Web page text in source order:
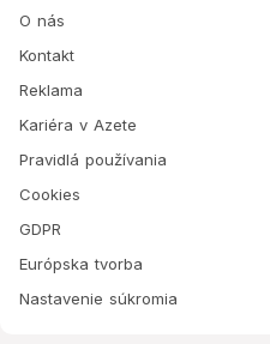
O nás
Kontakt
Reklama
Kariéra v Azete
Pravidlá používania
Cookies
GDPR
Európska tvorba
Nastavenie súkromia